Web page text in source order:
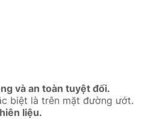
và an toàn tuyệt đối.
biệt là trên mặt đường ướt.
liệu.